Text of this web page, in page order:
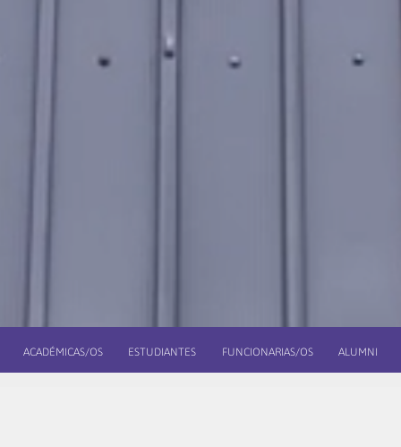
ACADÉMICAS/OS ESTUDIANTES FUNCIONARIAS/OS ALUMNI